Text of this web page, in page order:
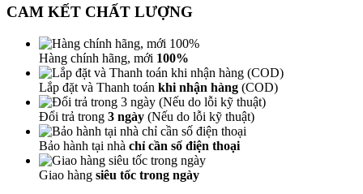
CAM KẾT CHẤT LƯỢNG
Hàng chính hãng, mới 100%
Lắp đặt và Thanh toán khi nhận hàng (COD)
Đổi trả trong 3 ngày (Nếu do lỗi kỹ thuật)
Bảo hành tại nhà chỉ cần số điện thoại
Giao hàng siêu tốc trong ngày